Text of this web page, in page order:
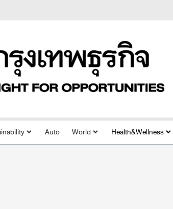
Auto World Health&Wellness